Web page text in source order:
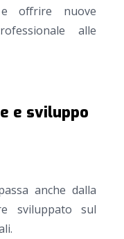
offrire nuove
alle
e sviluppo
anche dalla
sviluppato sul